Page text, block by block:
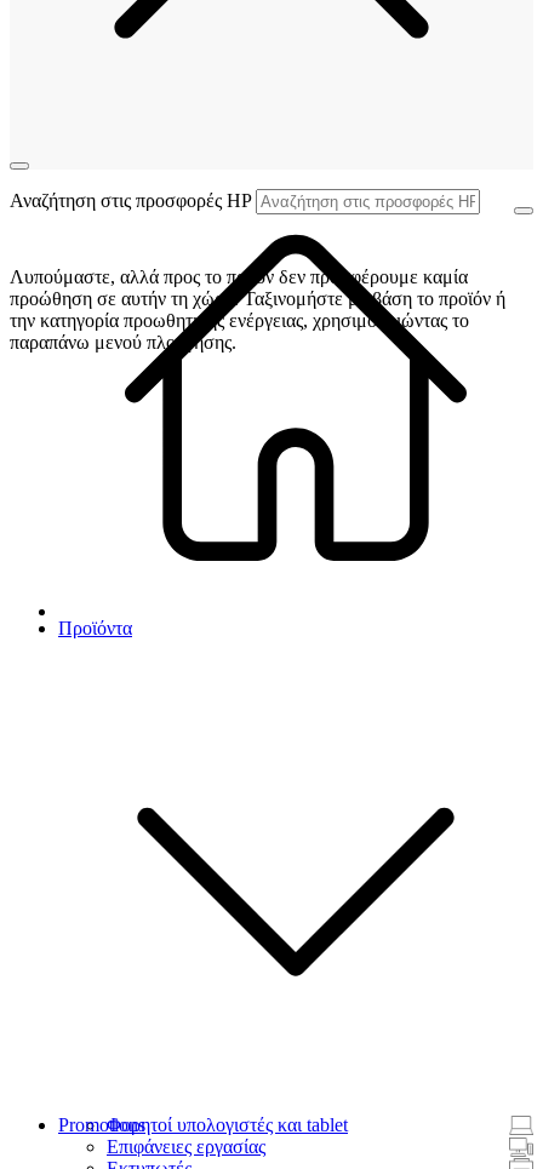
Προϊόντα
Φορητοί υπολογιστές και tablet
Επιφάνειες εργασίας
Promotions
Αναζήτηση στις προσφορές HP
Λυπούμαστε, αλλά προς το παρόν δεν προσφέρουμε καμία
προώθηση σε αυτήν τη χώρα. Ταξινομήστε με βάση το προϊόν ή
την κατηγορία προωθητικής ενέργειας, χρησιμοποιώντας το
παραπάνω μενού πλοήγησης.